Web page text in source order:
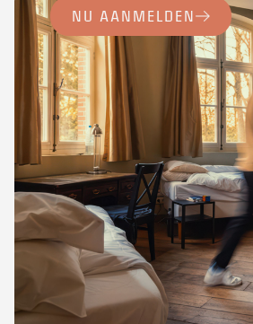
NU AANMELDEN